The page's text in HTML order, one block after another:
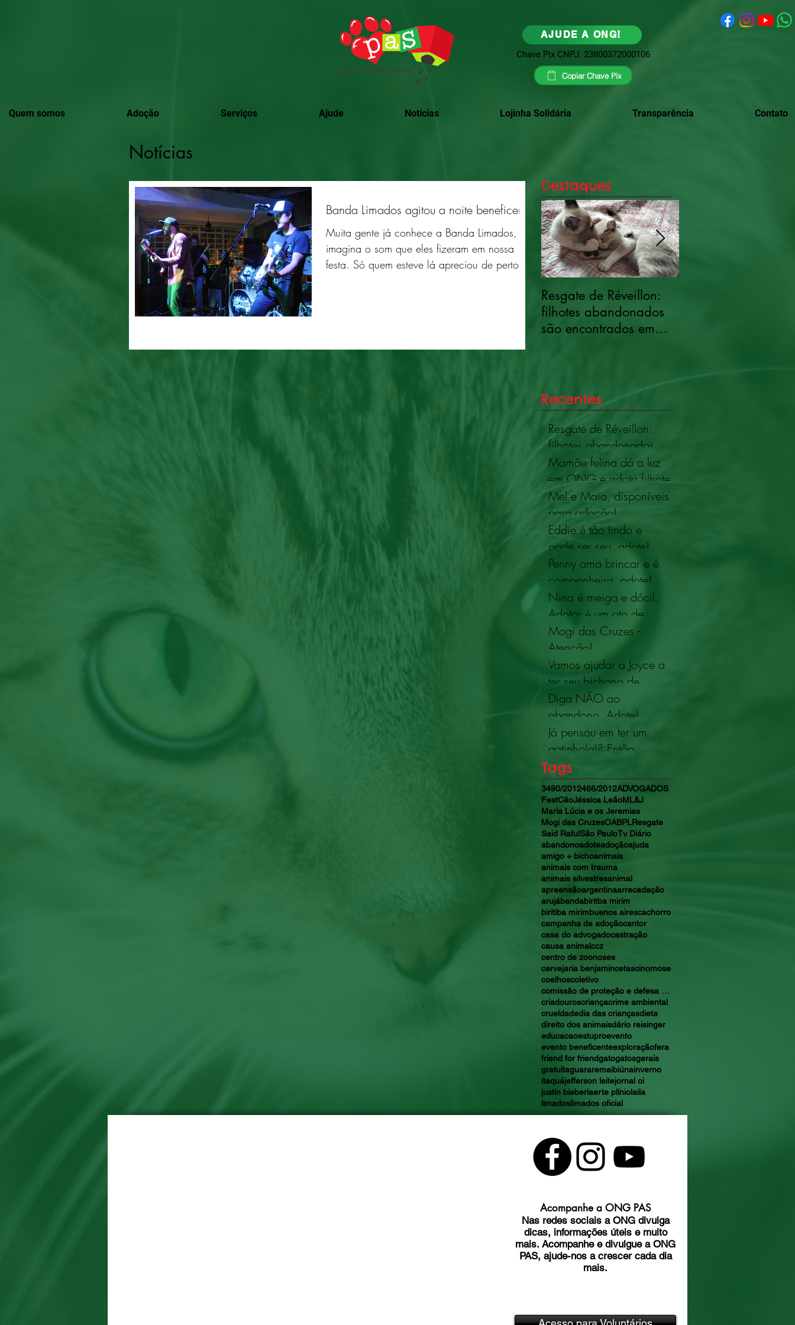
AJUDE A ONG!
Chave Pix CNPJ: 23800372000106
Copiar Chave Pix
Quem somos Adoção Serviços Ajude Notícias Lojinha Solidária Transparência Contato
Notícias
Banda Limados agitou a noite beneficente
Muita gente já conhece a Banda Limados,
imagina o som que eles fizeram em nossa
festa. Só quem esteve lá apreciou de perto
Destaques
Resgate de Réveillon:
filhotes abandonados
são encontrados em
Recentes
Resgate de Réveillon:
filhotes abandonados
são encontrados em
área de mata em Mogi
das Cruzes
Mamãe felina dá a luz
em ONG e adota filhote
que não era seu – o
verdadeiro sentido do
amor!
Mel e Maia, disponíveis
para adoção!
Eddie é tão lindo e
pode ser seu, adote!
Penny ama brincar e é
companheira, adote!
Nina é meiga e dócil.
Adotar é um ato de
amor!
Mogi das Cruzes -
Atenção!
Vamos ajudar a Joyce a
ter seu bichano de
volta!? Compartilha!
Diga NÃO ao
abandono. Adote!
Já pensou em ter um
gatinho(a)? Então,
chegou a hora!
Tags
3490/2012466/2012ADVOGADOS
FestCãoJéssica LeãoML&J
Maria Lúcia e os Jeremias
Mogi das CruzesOABPLResgate
Said RafulSão PauloTv Diário
abandonoadoteadoçãoajuda
amigo + bichoanimais
animais com trauma
animais silvestresanimal
apreensãoargentinaarrecadação
arujábandabiritba mirim
biritiba mirimbuenos airescachorro
campanha de adoçãocantor
casa do advogadocastração
causa animalccz
centro de zoonoses
cervejaria benjamincetascinomose
coelhoscoletivo
comissão de proteção e defesa dos animais
criadouroscriançacrime ambiental
crueldadedia das criançasdieta
direito dos animaisdário reisinger
educacaoestuproevento
evento beneficenteexploraçãofera
friend for friendgatogatosgerais
gratuitaguararemaibiúnainverno
itaquájefferson leitejornal oi
justin bieberlaerte plíniolaila
limadoslimados oficial
Acompanhe a ONG PAS
Nas redes sociais a ONG divulga
dicas, informações úteis e muito
mais. Acompanhe e divulgue a ONG
PAS, ajude-nos a crescer cada dia
mais.